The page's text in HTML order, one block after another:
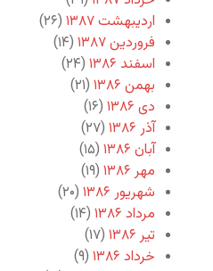
اردیبهشت ۱۳۸۷
(۲۶)
فروردین ۱۳۸۷
(۱۴)
اسفند ۱۳۸۶
(۲۴)
بهمن ۱۳۸۶
(۲۱)
دی ۱۳۸۶
(۱۶)
آذر ۱۳۸۶
(۲۷)
آبان ۱۳۸۶
(۱۵)
مهر ۱۳۸۶
(۱۹)
شهریور ۱۳۸۶
(۲۰)
مرداد ۱۳۸۶
(۱۴)
تیر ۱۳۸۶
(۱۷)
خرداد ۱۳۸۶
(۹)